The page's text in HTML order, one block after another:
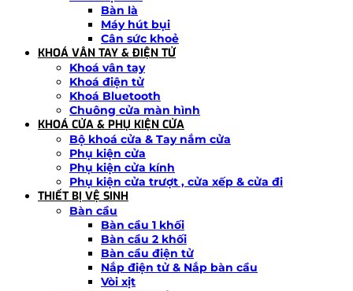
Bàn là
Máy hút bụi
Cân sức khoẻ
KHOÁ VÂN TAY & ĐIỆN TỬ
Khoá vân tay
Khoá điện tử
Khoá Bluetooth
Chuông cửa màn hình
KHOÁ CỬA & PHỤ KIỆN CỬA
Bộ khoá cửa & Tay nắm cửa
Phụ kiện cửa
Phụ kiện cửa kính
Phụ kiện cửa trượt , cửa xếp & cửa đi
THIẾT BỊ VỆ SINH
Bàn cầu
Bàn cầu 1 khối
Bàn cầu 2 khối
Bàn cầu điện tử
Nắp điện tử & Nắp bàn cầu
Vòi xịt